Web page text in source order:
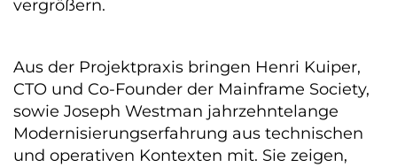
vergrößern.
Aus der Projektpraxis bringen Henri Kuiper,
CTO und Co-Founder der Mainframe Society,
sowie Joseph Westman jahrzehntelange
Modernisierungserfahrung aus technischen
und operativen Kontexten mit. Sie zeigen,